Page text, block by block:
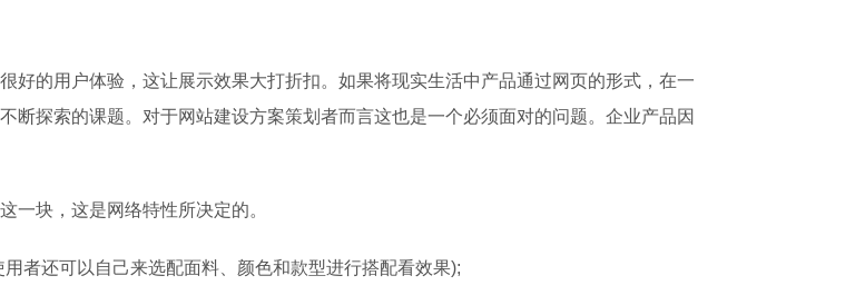
好的用户体验，这让展示效果大打折扣。如果将现实生活中产品通过网页的形式，在一
断探索的课题。对于网站建设方案策划者而言这也是一个必须面对的问题。企业产品因
一块，这是网络特性所决定的。
者还可以自己来选配面料、颜色和款型进行搭配看效果);